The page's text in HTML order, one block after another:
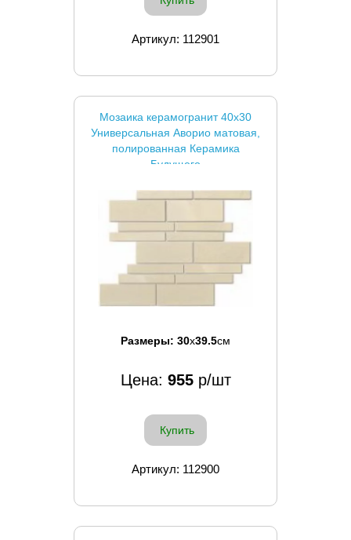
Артикул: 112901
Мозаика керамогранит 40x30
Универсальная Аворио матовая,
полированная Керамика
Будущего
Размеры: 30x39.5см
Цена: 955р/шт
Купить
Артикул: 112900